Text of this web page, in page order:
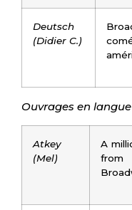
Deutsch
(Didier C.)
Ouvrages en
Atkey
(Mel)
A
from